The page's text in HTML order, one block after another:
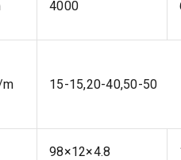
4000
m 15-15,20-40,50-50
98×12×4.8